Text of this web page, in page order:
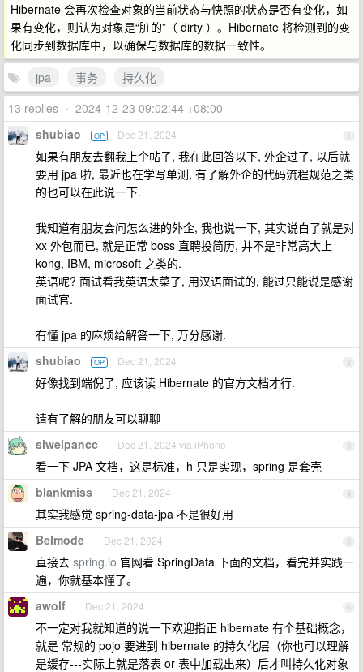
Hibernate 会再次检查对象的当前状态与快照的状态是否有变化，如
果有变化，则认为对象是“脏的”（ dirty ）。Hibernate 将检测到的变
化同步到数据库中，以确保与数据库的数据一致性。
jpa
事务
持久化
13 replies • 2024-12-23 09:02:44 +08:00
1
shubiao OP Dec 21, 2024
如果有朋友去翻我上个帖子, 我在此回答以下, 外企过了, 以后就
要用 jpa 啦, 最近也在学写单测, 有了解外企的代码流程规范之类
的也可以在此说一下.
我知道有朋友会问怎么进的外企, 我也说一下, 其实说白了就是对
xx 外包而已, 就是正常 boss 直聘投简历, 并不是非常高大上
kong, IBM, microsoft 之类的.
英语呢? 面试看我英语太菜了, 用汉语面试的, 能过只能说是感谢
面试官.
有懂 jpa 的麻烦给解答一下, 万分感谢.
2
shubiao OP Dec 21, 2024
好像找到端倪了, 应该读 Hibernate 的官方文档才行.
请有了解的朋友可以聊聊
3
siweipancc Dec 21, 2024 via iPhone
看一下 JPA 文档，这是标准，h 只是实现，spring 是套壳
4
blankmiss Dec 21, 2024
其实我感觉 spring-data-jpa 不是很好用
5
Belmode Dec 21, 2024
直接去 spring.io 官网看 SpringData 下面的文档，看完并实践一
遍，你就基本懂了。
6
awolf Dec 21, 2024
不一定对我就知道的说一下欢迎指正 hibernate 有个基础概念，
就是 常规的 pojo 要进到 hibernate 的持久化层（你也可以理解
是缓存---实际上就是落表 or 表中加载出来）后才叫持久化对象